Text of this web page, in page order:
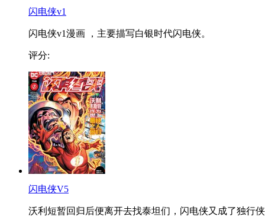
闪电侠v1
闪电侠v1漫画 ，主要描写白银时代闪电侠。
评分:
闪电侠V5
沃利短暂回归后便离开去找泰坦们，闪电侠又成了独行